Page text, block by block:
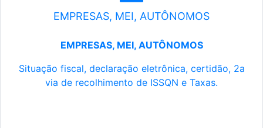
EMPRESAS, MEI, AUTÔNOMOS
EMPRESAS, MEI, AUTÔNOMOS
Situação fiscal, declaração eletrônica, certidão, 2a
via de recolhimento de ISSQN e Taxas.